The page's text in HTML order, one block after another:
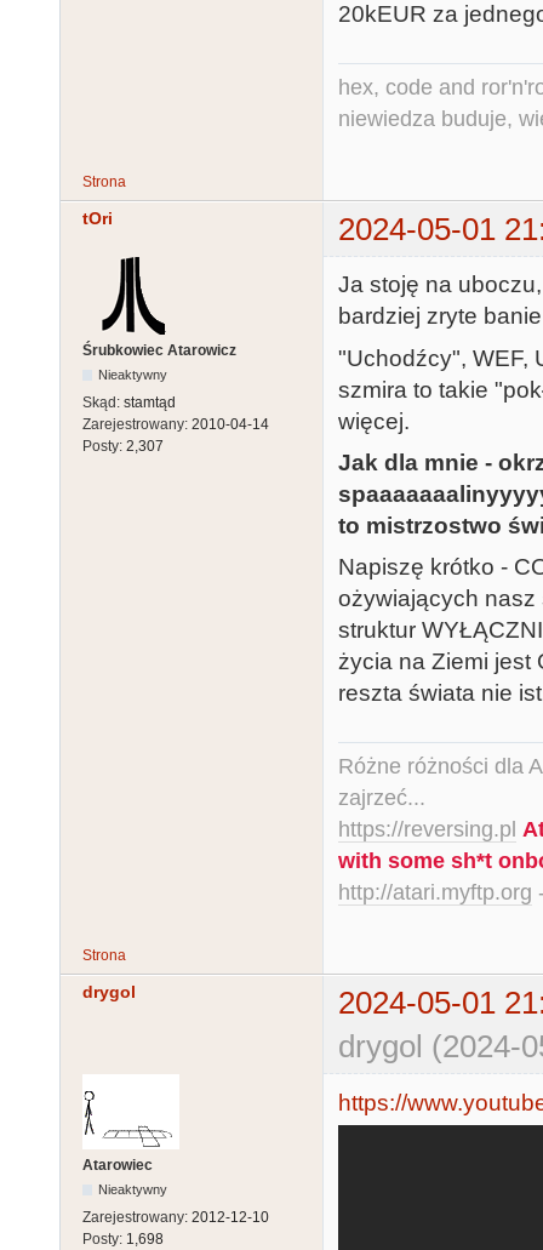
20kEUR za
hex, code and
niewiedza buduje,
Strona
tOri 2024-05-01
Śrubkowiec Atarowicz
Nieaktywny
Skąd: stamtąd
Zarejestrowany: 2010-04-14
Posty: 2,307
Ja stoję na
bardziej zryte
"Uchodźcy", WEF,
szmira to takie
więcej.
Jak dla mnie -
to mistrzostwo
Napiszę krótko -
ożywiających nasz
struktur
życia na Ziemi jest
reszta świata nie
Różne różności dla
zajrzeć...
https://reversing.pl
with some sh*t
http://atari.myftp.org
Strona
drygol
2024-05-01
drygol (2024-
Atarowiec
Nieaktywny
Zarejestrowany: 2012-12-10
Posty: 1,698
https://